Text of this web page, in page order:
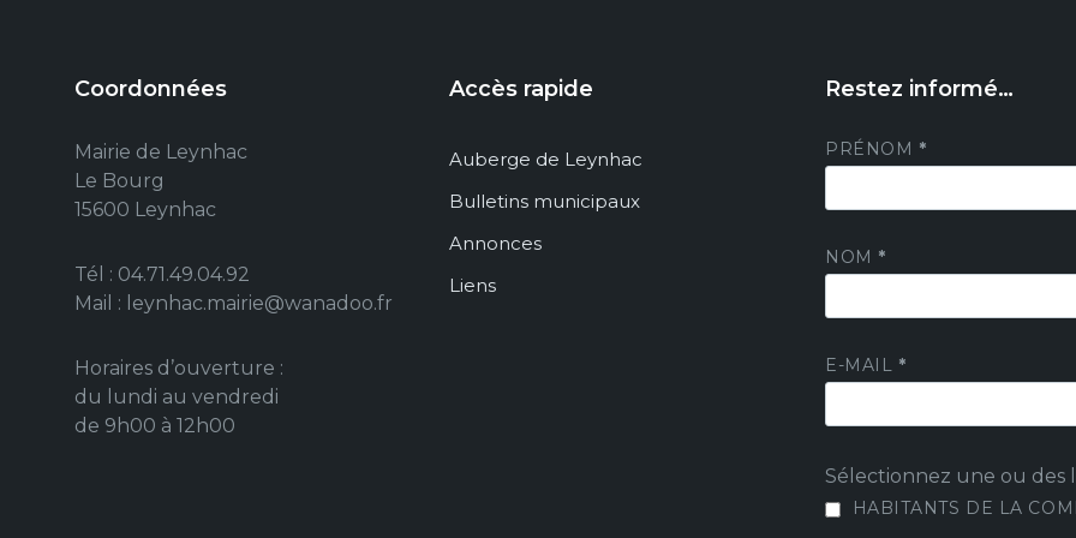
Coordonnées
Mairie de Leynhac
Le Bourg
15600 Leynhac
Tél : 04.71.49.04.92
Mail : leynhac.mairie@wanadoo.fr
Horaires d’ouverture :
du lundi au vendredi
de 9h00 à 12h00
Accès rapide
Auberge de Leynhac
Bulletins municipaux
Annonces
Liens
Restez informé…
PRÉNOM *
NOM *
E-MAIL *
Sélectionnez une ou des
HABITANTS DE LA